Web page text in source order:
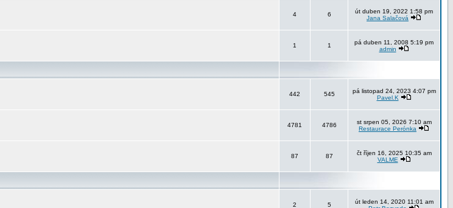
4 6
út duben 19, 2022 1:58 pm
Jana Salačová
1 1
pá duben 11, 2008 5:19 pm
admin
442 545
pá listopad 24, 2023 4:07 pm
Pavel.K
4781 4786
st srpen 05, 2026 7:10 am
Restaurace Perónka
87 87
čt říjen 16, 2025 10:35 am
VALME
2 5
út leden 14, 2020 11:01 am